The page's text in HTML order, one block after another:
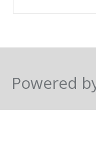
Powered